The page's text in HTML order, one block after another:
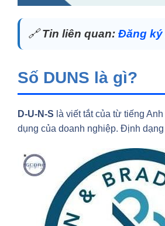
🔗Tin liên quan: Đăng ký
Số DUNS là gì?
D-U-N-S là viết tắt của từ tiếng Anh
dụng của doanh nghiệp. Định